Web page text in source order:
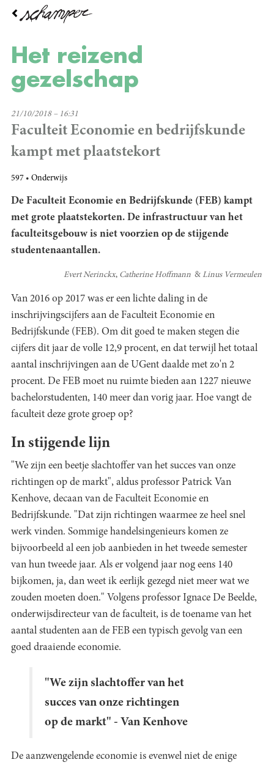
Overslaan
inhoud
Het reizend
gezelschap
21/10/2018 – 16:31
Faculteit Economie en bedrijfskunde
kampt met plaatstekort
597 Onderwijs
De Faculteit Economie en Bedrijfskunde (FEB) kampt
met grote plaatstekorten. De infrastructuur van het
faculteitsgebouw is niet voorzien op de stijgende
studentenaantallen.
Evert Nerinckx Catherine Hoffmann Linus Vermeulen
Van 2016 op 2017 was er een lichte daling in de
inschrijvingscijfers aan de Faculteit Economie en
Bedrijfskunde (FEB). Om dit goed te maken stegen die
cijfers dit jaar de volle 12,9 procent, en dat terwijl het totaal
aantal inschrijvingen aan de UGent daalde met zo'n 2
procent. De FEB moet nu ruimte bieden aan 1227 nieuwe
bachelorstudenten, 140 meer dan vorig jaar. Hoe vangt de
faculteit deze grote groep op?
In stijgende lijn
"We zijn een beetje slachtoffer van het succes van onze
richtingen op de markt", aldus professor Patrick Van
Kenhove, decaan van de Faculteit Economie en
Bedrijfskunde. "Dat zijn richtingen waarmee ze heel snel
werk vinden. Sommige handelsingenieurs komen ze
bijvoorbeeld al een job aanbieden in het tweede semester
van hun tweede jaar. Als er volgend jaar nog eens 140
bijkomen, ja, dan weet ik eerlijk gezegd niet meer wat we
zouden moeten doen." Volgens professor Ignace De Beelde,
onderwijsdirecteur van de faculteit, is de toename van het
aantal studenten aan de FEB een typisch gevolg van een
goed draaiende economie.
"We zijn slachtoffer van het
succes van onze richtingen
op de markt" - Van Kenhove
De aanzwengelende economie is evenwel niet de enige